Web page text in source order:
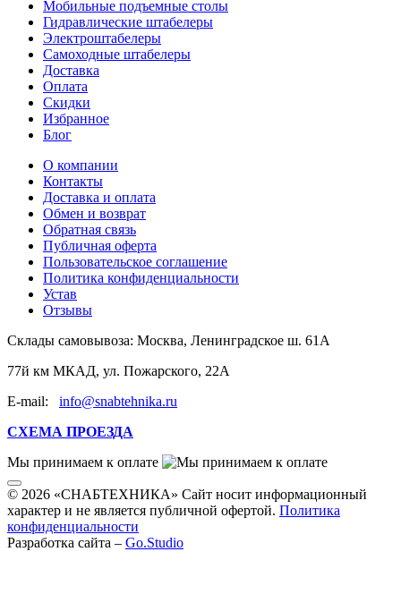
Мобильные подъемные столы
Гидравлические штабелеры
Электроштабелеры
Самоходные штабелеры
Доставка
Оплата
Скидки
Избранное
Блог
О компании
Контакты
Доставка и оплата
Обмен и возврат
Обратная связь
Публичная оферта
Пользовательское соглашение
Политика конфиденциальности
Устав
Отзывы
Склады самовывоза: Москва, Ленинградское ш. 61А
77й км МКАД, ул. Пожарского, 22А
E-mail: info@snabtehnika.ru
СХЕМА ПРОЕЗДА
Мы принимаем к оплате
© 2026 «СНАБТЕХНИКА» Сайт носит информационный
характер и не является публичной офертой. Политика
конфиденциальности
Разработка сайта – Go.Studio